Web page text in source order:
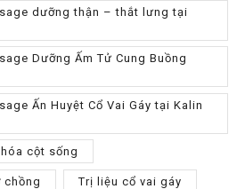
dưỡng thận – thắt lưng tại
Dưỡng Ấm Tử Cung Buồng
Ấn Huyệt Cổ Vai Gáy tại Kalin
cột sống
chồng Trị liệu cổ vai gáy